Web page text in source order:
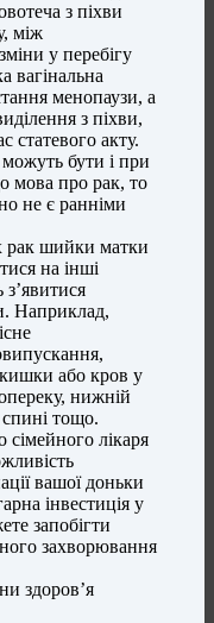
з піхви
між
у перебігу
вагінальна
менопаузи, а
з піхви,
статевого акту.
бути і при
мова про рак, то
не є ранніми
рак шийки матки
на інші
Наприклад,
або кров у
нижній
тощо.
сімейного лікаря
вашої доньки
інвестиція у
запобігти
захворювання
здоров’я